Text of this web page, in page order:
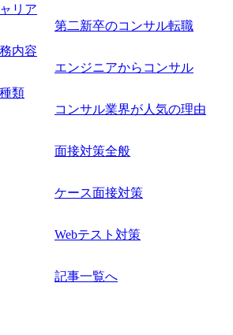
・リーダーシップが取れる方/一人称
・年齢にこだわらず、アドバイスを素
進力のある方
リア
内容
類
第二新卒のコンサル転職
エンジニアからコンサル
コンサル業界が人気の理由
面接対策全般
ケース面接対策
Webテスト対策
記事一覧へ